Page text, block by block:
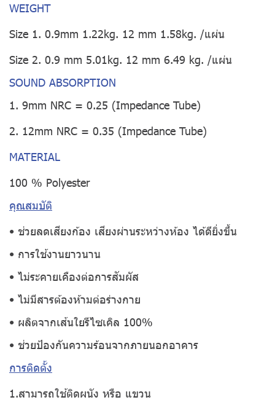
WEIGHT
Size 1. 0.9mm 1.22kg. 12 mm 1.58kg. /แผ่น
Size 2. 0.9 mm 5.01kg. 12 mm 6.49 kg. /แผ่น
SOUND ABSORPTION
1. 9mm NRC = 0.25 (Impedance Tube)
2. 12mm NRC = 0.35 (Impedance Tube)
MATERIAL
100 % Polyester
คุณสมบัติ
• ช่วยลดเสียงก้อง เสียงผ่านระหว่างห้อง ได้ดียิ่งขึ้น
• การใช้งานยาวนาน
• ไม่ระคายเคืองต่อการสัมผัส
• ไม่มีสารต้องห้ามต่อร่างกาย
• ผลิตจากเส้นใยรีไซเคิล 100%
• ช่วยป้องกันความร้อนจากภายนอกอาคาร
การติดตั้ง
1.สามารถใช้ติดผนัง หรือ แขวน